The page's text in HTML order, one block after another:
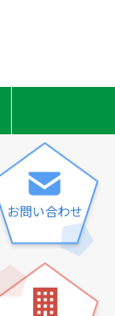
お問い合わせ